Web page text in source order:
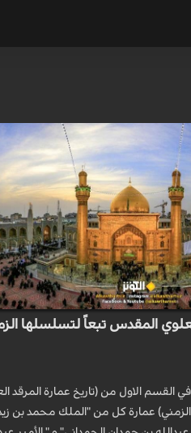
المقدس تبعاً لتسلسلها
في القسم الاول من (تاريخ عمارة المرقد
عمارة كل من "الملك محمد بن